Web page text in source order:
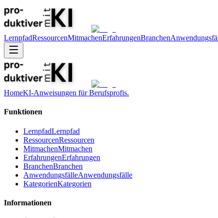
LernpfadRessourcenMitmachenErfahrungenBranchen
HomeKI-Anweisungen für Berufsprofis.
Funktionen
LernpfadLernpfad
RessourcenRessourcen
MitmachenMitmachen
ErfahrungenErfahrungen
BranchenBranchen
AnwendungsfälleAnwendungsfälle
KategorienKategorien
Informationen